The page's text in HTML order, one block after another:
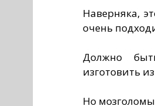
Наверняка,
очень
Должно
изготовить
Но мозголомы